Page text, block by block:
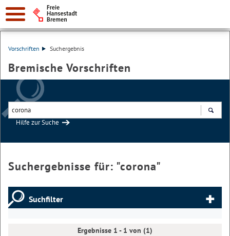
Vorschriften Suchergebnis
Bremische Vorschriften
Hilfe zur Suche
Suchergebnisse für: "corona"
Suchfilter
Ergebnisse 1 - 1 von (1)